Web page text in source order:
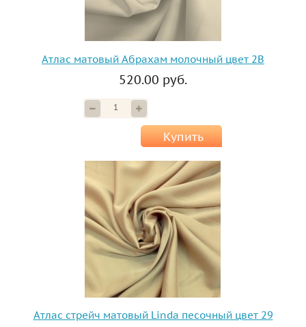
Атлас матовый Абрахам молочный цвет 2B
520.00 руб.
Купить
Атлас стрейч матовый Linda песочный цвет 29